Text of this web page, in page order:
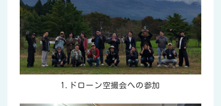
1.ドローン空撮会への参加